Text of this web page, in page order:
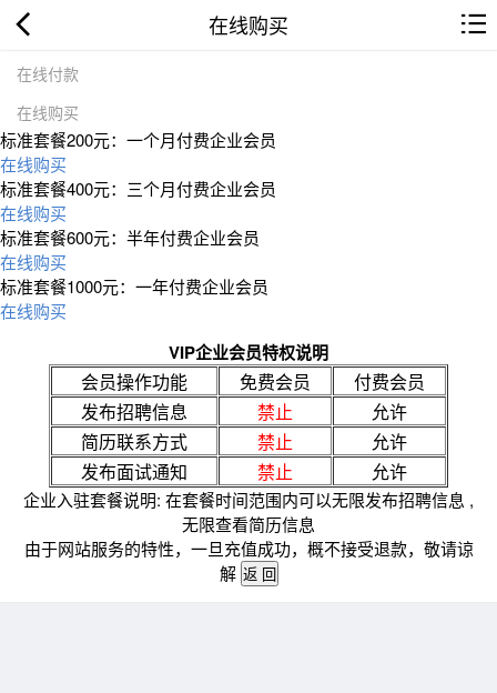
在线购买
在线付款
在线购买
标准套餐200元：一个月付费企业会员
在线购买
标准套餐400元：三个月付费企业会员
在线购买
标准套餐600元：半年付费企业会员
在线购买
标准套餐1000元：一年付费企业会员
在线购买
VIP企业会员特权说明
会员操作功能 免费会员
付费会员
发布招聘信息
禁止
允许
简历联系方式
禁止
允许
发布面试通知
禁止 允许
企业入驻套餐说明: 在套餐时间范围内可以无限发布招聘信息 ,
无限查看简历信息
由于网站服务的特性，一旦充值成功，概不接受退款，敬请谅
解